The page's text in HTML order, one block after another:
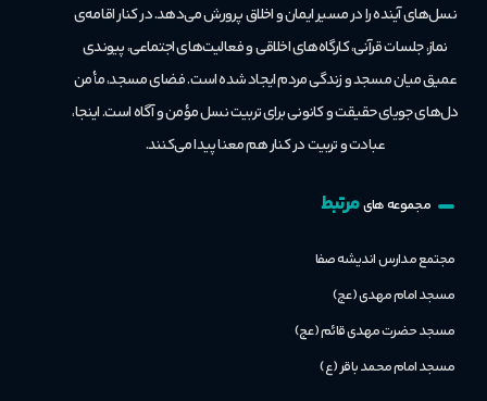
نسل‌های آینده را در مسیر ایمان و اخلاق پرورش می‌دهد. در کنار اقامه‌ی
نماز، جلسات قرآنی، کارگاه‌های اخلاقی و فعالیت‌های اجتماعی، پیوندی
عمیق میان مسجد و زندگی مردم ایجاد شده است. فضای مسجد، مأمن
دل‌های جویای حقیقت و کانونی برای تربیت نسل مؤمن و آگاه است. اینجا،
عبادت و تربیت در کنار هم معنا پیدا می‌کنند.
مجموعه هایمرتبط
مجتمع مدارس اندیشه صفا
مسجد امام مهدی (عج)
مسجد حضرت مهدی قائم (عج)
مسجد امام محمد باقر (ع)